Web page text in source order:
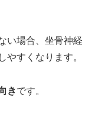
い場合、坐骨神経
やすくなります。
きです。